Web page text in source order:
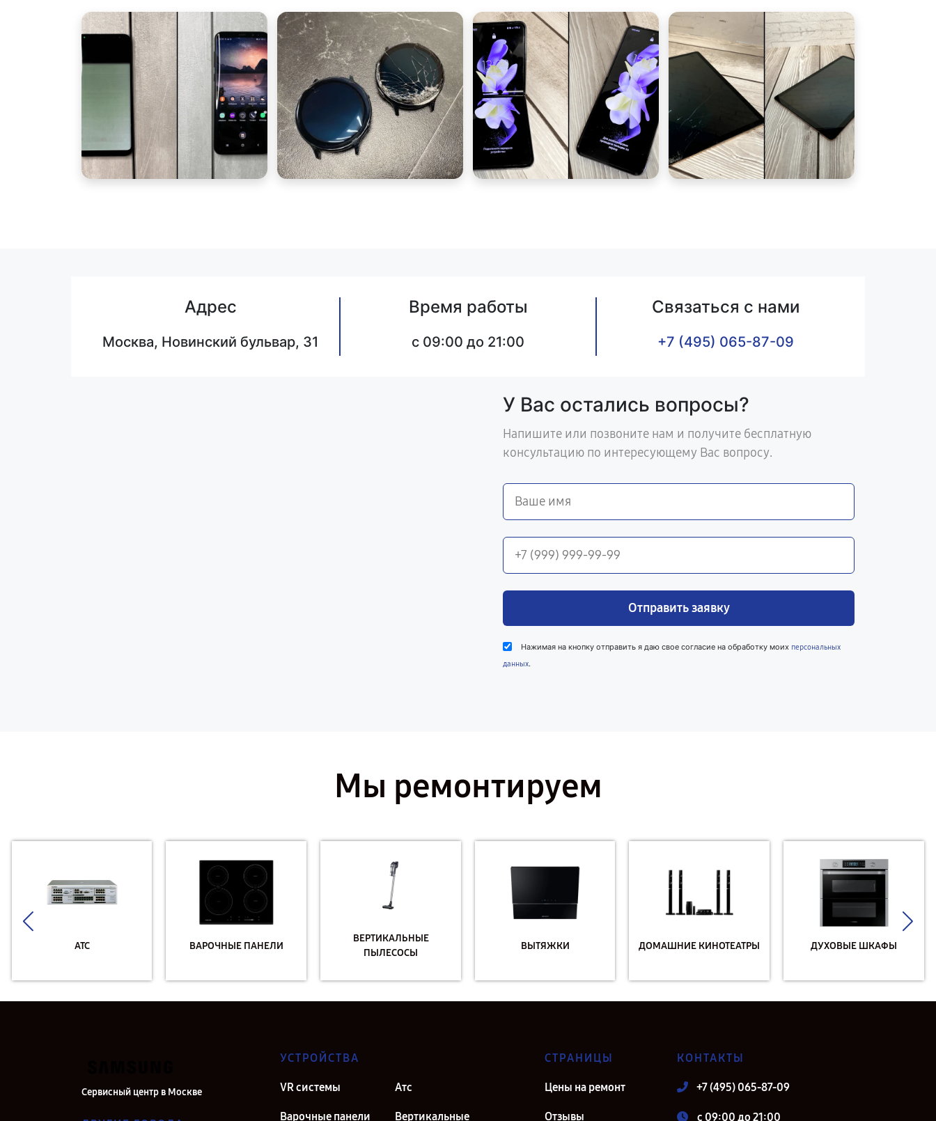
Адрес
Москва, Новинский бульвар, 31
Время работы
c 09:00 до 21:00
Связаться с нами
+7 (495) 065-87-09
У Вас остались вопросы?
Напишите или позвоните нам и получите бесплатную
консультацию по интересующему Вас вопросу.
Отправить заявку
Нажимая на кнопку отправить я даю свое согласие на обработку моих персональных
данных.
Мы ремонтируем
АТС ВАРОЧНЫЕ ПАНЕЛИ
ВЕРТИКАЛЬНЫЕ
ПЫЛЕСОСЫ
ВЫТЯЖКИ ДОМАШНИЕ КИНОТЕАТРЫ ДУХОВЫЕ ШКАФЫ
Сервисный центр в Москве
УСТРОЙСТВА
VR системы Атс
Варочные панели Вертикальные
СТРАНИЦЫ
Цены на ремонт
Отзывы
КОНТАКТЫ
+7 (495) 065-87-09
c 09:00 до 21:00